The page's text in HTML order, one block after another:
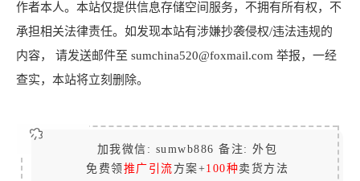
作者本人。本站仅提供信息存储空间服务，不拥有所有权，不
承担相关法律责任。如发现本站有涉嫌抄袭侵权/违法违规的
内容， 请发送邮件至 sumchina520@foxmail.com 举报，一经
查实，本站将立刻删除。
加我微信: sumwb886 备注: 外包
免费领 推广引流 方案+100种卖货方法